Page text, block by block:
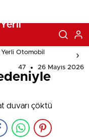
Otomobil
47 26 Mayıs 2026